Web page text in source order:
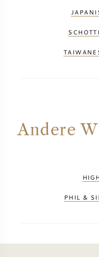
Andere
PHIL &